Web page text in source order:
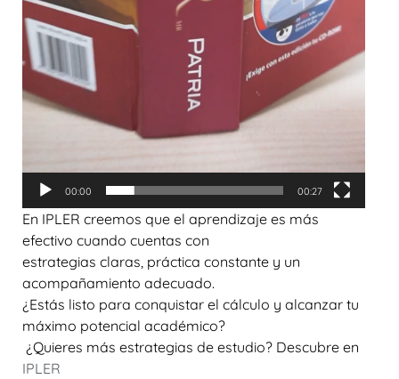
00:00 00:27
En IPLER creemos que el aprendizaje es más
efectivo cuando cuentas con
estrategias claras, práctica constante y un
acompañamiento adecuado.
¿Estás listo para conquistar el cálculo y alcanzar tu
máximo potencial académico?
¿Quieres más estrategias de estudio? Descubre en
IPLER